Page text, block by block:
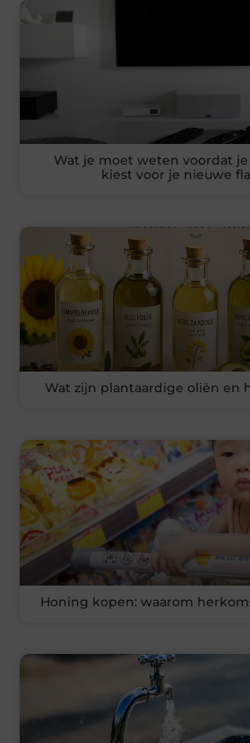
Wat je moet weten voordat
kiest voor je nieuwe
Wat zijn plantaardige oliën en
Honing kopen: waarom